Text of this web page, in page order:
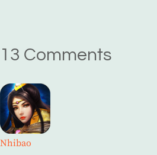
13 Comments
Nhibao